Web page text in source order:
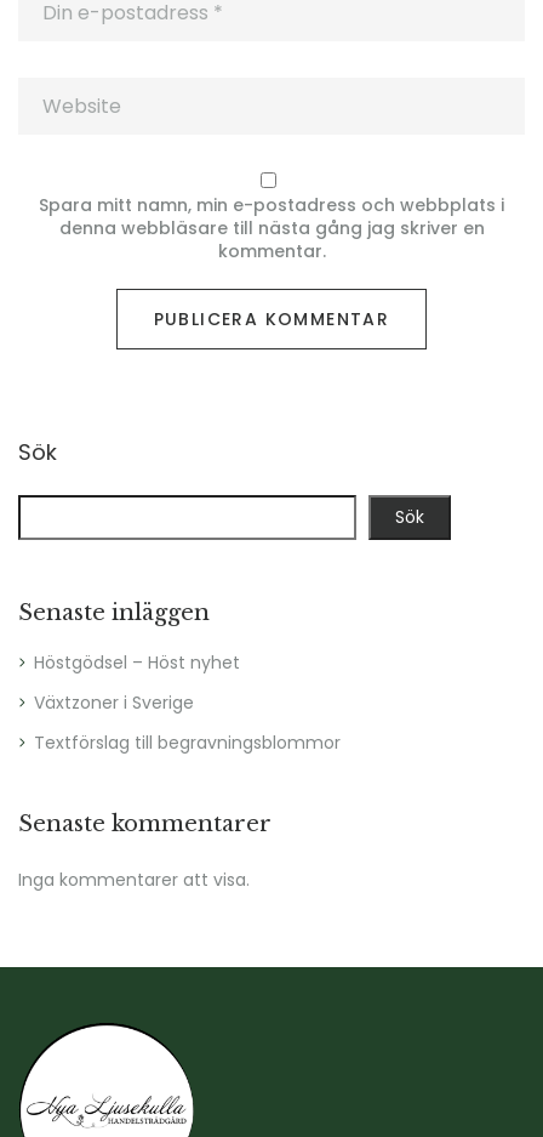
Sök
Sök
Senaste inläggen
Höstgödsel – Höst nyhet
Växtzoner i Sverige
Textförslag till begravningsblommor
Senaste kommentarer
Inga kommentarer att visa.
Spara mitt namn, min e-postadress och webbplats i
denna webbläsare till nästa gång jag skriver en
kommentar.